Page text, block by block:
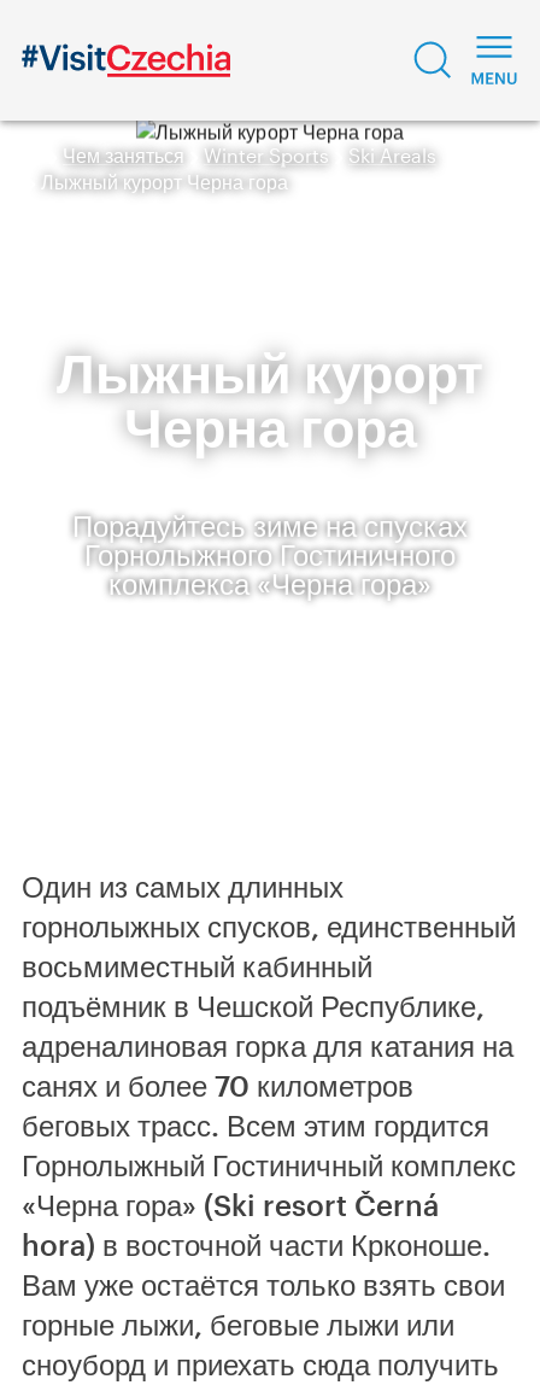
Чем заняться Winter Sports
Ski Areals
Лыжный курорт Черна гора
Лыжный курорт
Черна гора
Порадуйтесь зиме на спусках
Горнолыжного Гостиничного
комплекса «Черна гора»
Один из самых длинных
горнолыжных спусков, единственный
восьмиместный кабинный
подъёмник в Чешской Республике,
адреналиновая горка для катания на
санях и более 70 километров
беговых трасс. Всем этим гордится
Горнолыжный Гостиничный комплекс
«Черна гора» (Ski resort Černá
hora) в восточной части Крконоше.
Вам уже остаётся только взять свои
горные лыжи, беговые лыжи или
сноуборд и приехать сюда получить